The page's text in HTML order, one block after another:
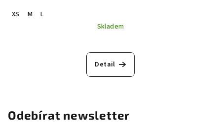
XS
M
L
Skladem
Detail
Odebírat newsletter